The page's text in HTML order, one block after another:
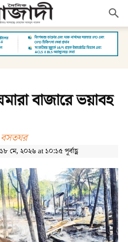
বাজারে ভয়াবহ
মে, ২০২৬ at ১০:১৫ পূর্বাহ্ণ